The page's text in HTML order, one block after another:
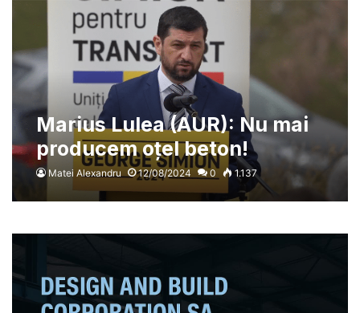
Marius Lulea (AUR): Nu mai
producem oțel beton!
Dezindustrializarea e o
problemă de securitate
Matei Alexandru 12/08/2024 0 1.137